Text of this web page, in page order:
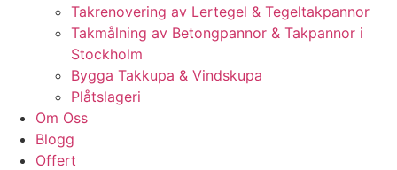
Takrenovering av Lertegel & Tegeltakpannor
Takmålning av Betongpannor & Takpannor i
Stockholm
Bygga Takkupa & Vindskupa
Plåtslageri
Om Oss
Blogg
Offert